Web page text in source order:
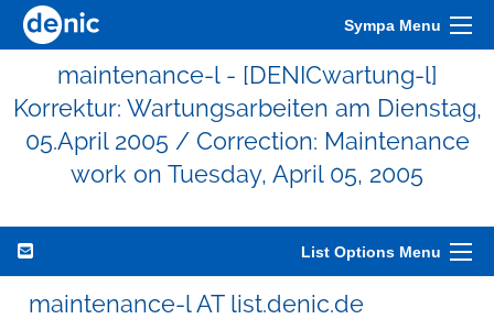
Sympa Menu
maintenance-l - [DENICwartung-l]
Korrektur: Wartungsarbeiten am Dienstag,
05.April 2005 / Correction: Maintenance
work on Tuesday, April 05, 2005
List Options Menu
maintenance-l AT list.denic.de